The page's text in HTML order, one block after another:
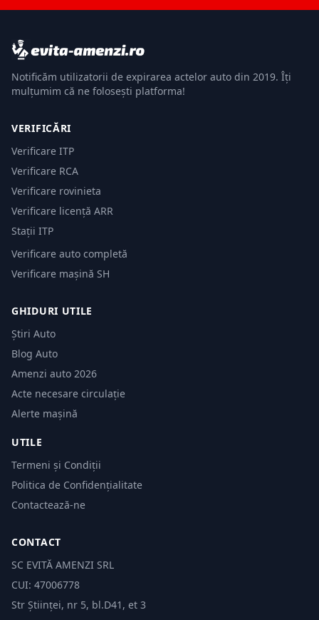
Notificăm utilizatorii de expirarea actelor auto din 2019. Îți
mulțumim că ne folosești platforma!
VERIFICĂRI
Verificare ITP
Verificare RCA
Verificare rovinieta
Verificare licență ARR
Stații ITP
Verificare auto completă
Verificare mașină SH
GHIDURI UTILE
Știri Auto
Blog Auto
Amenzi auto 2026
Acte necesare circulație
Alerte mașină
UTILE
Termeni și Condiții
Politica de Confidențialitate
Contactează-ne
CONTACT
SC EVITĂ AMENZI SRL
CUI: 47006778
Str Științei, nr 5, bl.D41, et 3